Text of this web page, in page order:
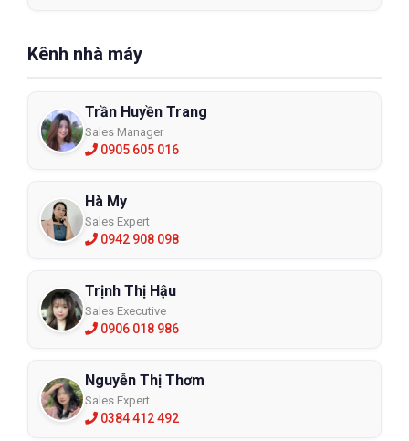
Kênh nhà máy
Trần Huyền Trang
Sales Manager
0905 605 016
Hà My
Sales Expert
0942 908 098
Trịnh Thị Hậu
Sales Executive
0906 018 986
Nguyễn Thị Thơm
Sales Expert
0384 412 492